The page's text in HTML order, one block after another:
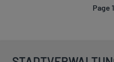
Page 1